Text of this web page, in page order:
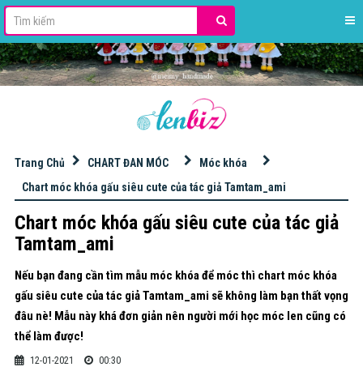
Trang Chủ CHART ĐAN MÓC
Móc khóa
Chart móc khóa gấu siêu cute của tác giả Tamtam_ami
Chart móc khóa gấu siêu cute của tác giả
Tamtam_ami
Nếu bạn đang cần tìm mẫu móc khóa để móc thì chart móc khóa
gấu siêu cute của tác giả Tamtam_ami sẽ không làm bạn thất vọng
đâu nè! Mẫu này khá đơn giản nên người mới học móc len cũng có
thể làm được!
12-01-2021
00:30